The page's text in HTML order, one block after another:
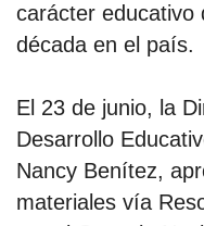
scrolls
timeline
chequeo
carácter educativo
década en el país.
El 23 de junio, la
Desarrollo
Nancy Benítez,
materiales vía